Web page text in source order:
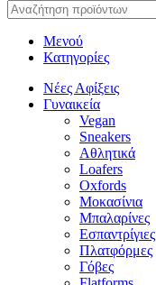
Μενού
Κατηγορίες
Νέες Αφίξεις
Γυναικεία
Vegan
Sneakers
Αθλητικά
Loafers
Oxfords
Μοκασίνια
Μπαλαρίνες
Εσπαντρίγιες
Πλατφόρμες
Γόβες